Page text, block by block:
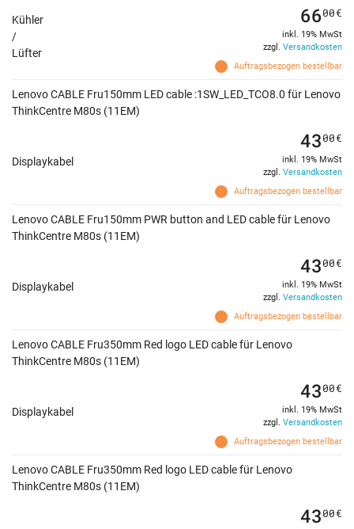
Kühler
/
Lüfter
Auftragsbezogen bestellbar
6600€
inkl. 19% MwSt
zzgl. Versandkosten
Lenovo CABLE Fru150mm LED cable :1SW_LED_TCO8.0 für Lenovo
ThinkCentre M80s (11EM)
Displaykabel
Auftragsbezogen bestellbar
4300€
inkl. 19% MwSt
zzgl. Versandkosten
Lenovo CABLE Fru150mm PWR button and LED cable für Lenovo
ThinkCentre M80s (11EM)
Displaykabel
Auftragsbezogen bestellbar
4300€
inkl. 19% MwSt
zzgl. Versandkosten
Lenovo CABLE Fru350mm Red logo LED cable für Lenovo
ThinkCentre M80s (11EM)
Displaykabel
Auftragsbezogen bestellbar
4300€
inkl. 19% MwSt
zzgl. Versandkosten
Lenovo CABLE Fru350mm Red logo LED cable für Lenovo
ThinkCentre M80s (11EM)
4300€